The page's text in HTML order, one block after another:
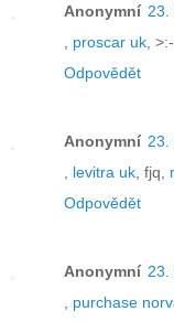
Anonymní 23.
proscar uk ,
Odpovědět
Anonymní 23.
levitra uk , fjq,
Odpovědět
Anonymní 23.
purchase